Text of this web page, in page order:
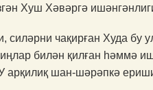
Хуш Хәвәргә
чақирған Худа бу
билән қилған һәммә
арқилиқ шан-шәрәпкә